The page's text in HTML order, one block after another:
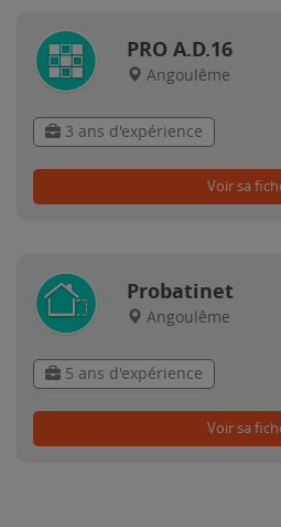
PRO A.D.16
Angoulême
3 ans d'expérience
Voir sa
Probatinet
Angoulême
5 ans d'expérience
Voir sa